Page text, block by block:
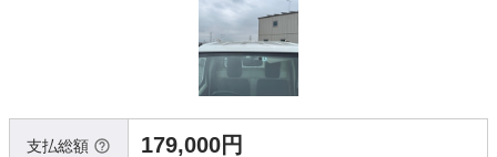
支払総額 179,000円